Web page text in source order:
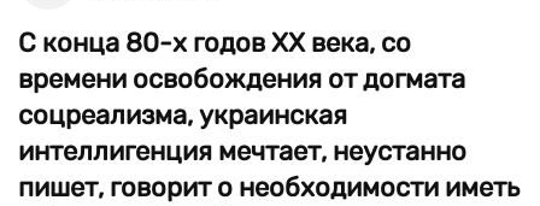
С конца 80-х годов XX века, со
времени освобождения от догмата
соцреализма, украинская
интеллигенция мечтает, неустанно
пишет, говорит о необходимости иметь